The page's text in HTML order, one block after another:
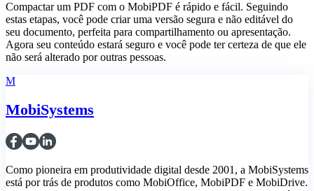
Compactar um PDF com o MobiPDF é rápido e fácil. Seguindo
estas etapas, você pode criar uma versão segura e não editável do
seu documento, perfeita para compartilhamento ou apresentação.
Agora seu conteúdo estará seguro e você pode ter certeza de que ele
não será alterado por outras pessoas.
M
MobiSystems
Como pioneira em produtividade digital desde 2001, a MobiSystems
está por trás de produtos como MobiOffice, MobiPDF e MobiDrive.